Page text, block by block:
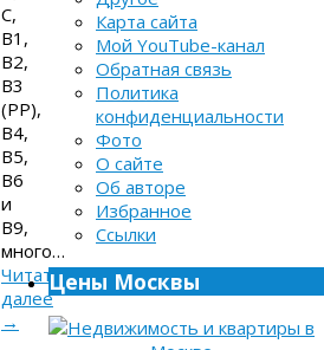
C,
B1,
B2,
B3
(PP),
B4,
B5,
B6
и
B9,
много…
Читать
далее
→
Карта сайта
Мой YouTube-канал
Обратная связь
Политика
конфиденциальности
Фото
О сайте
Об авторе
Избранное
Ссылки
Цены Москвы